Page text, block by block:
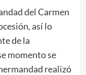
del Carmen
así lo
de la
momento se
realizó